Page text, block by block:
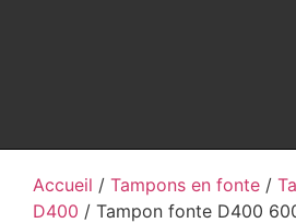
Accueil / Tampons en fonte /
D400 / Tampon fonte D400